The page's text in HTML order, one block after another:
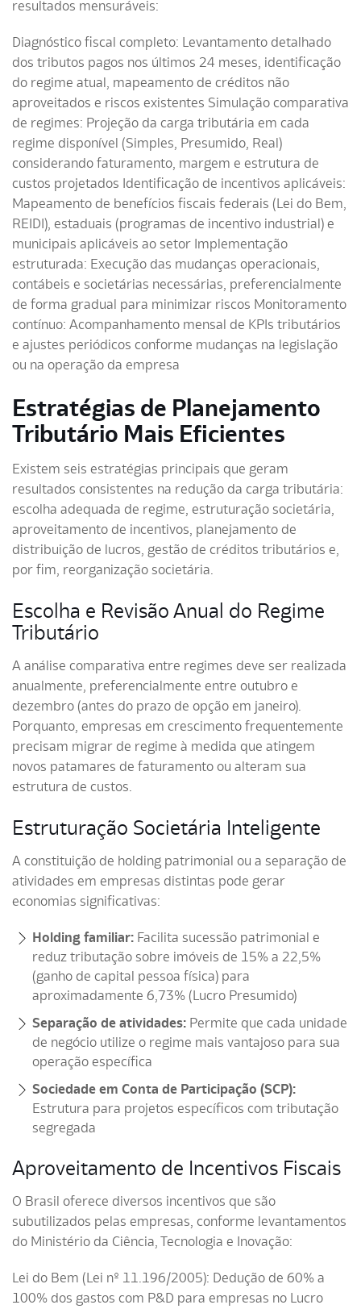
resultados mensuráveis:
Diagnóstico fiscal completo: Levantamento detalhado
dos tributos pagos nos últimos 24 meses, identificação
do regime atual, mapeamento de créditos não
aproveitados e riscos existentes Simulação comparativa
de regimes: Projeção da carga tributária em cada
regime disponível (Simples, Presumido, Real)
considerando faturamento, margem e estrutura de
custos projetados Identificação de incentivos aplicáveis:
Mapeamento de benefícios fiscais federais (Lei do Bem,
REIDI), estaduais (programas de incentivo industrial) e
municipais aplicáveis ao setor Implementação
estruturada: Execução das mudanças operacionais,
contábeis e societárias necessárias, preferencialmente
de forma gradual para minimizar riscos Monitoramento
contínuo: Acompanhamento mensal de KPIs tributários
e ajustes periódicos conforme mudanças na legislação
ou na operação da empresa
Estratégias de Planejamento
Tributário Mais Eficientes
Existem seis estratégias principais que geram
resultados consistentes na redução da carga tributária:
escolha adequada de regime, estruturação societária,
aproveitamento de incentivos, planejamento de
distribuição de lucros, gestão de créditos tributários e,
por fim, reorganização societária.
Escolha e Revisão Anual do Regime
Tributário
A análise comparativa entre regimes deve ser realizada
anualmente, preferencialmente entre outubro e
dezembro (antes do prazo de opção em janeiro).
Porquanto, empresas em crescimento frequentemente
precisam migrar de regime à medida que atingem
novos patamares de faturamento ou alteram sua
estrutura de custos.
Estruturação Societária Inteligente
A constituição de holding patrimonial ou a separação de
atividades em empresas distintas pode gerar
economias significativas:
Holding familiar: Facilita sucessão patrimonial e
reduz tributação sobre imóveis de 15% a 22,5%
(ganho de capital pessoa física) para
aproximadamente 6,73% (Lucro Presumido)
Separação de atividades: Permite que cada unidade
de negócio utilize o regime mais vantajoso para sua
operação específica
Sociedade em Conta de Participação (SCP):
Estrutura para projetos específicos com tributação
segregada
Aproveitamento de Incentivos Fiscais
O Brasil oferece diversos incentivos que são
subutilizados pelas empresas, conforme levantamentos
do Ministério da Ciência, Tecnologia e Inovação:
Lei do Bem (Lei nº 11.196/2005): Dedução de 60% a
100% dos gastos com P&D para empresas no Lucro